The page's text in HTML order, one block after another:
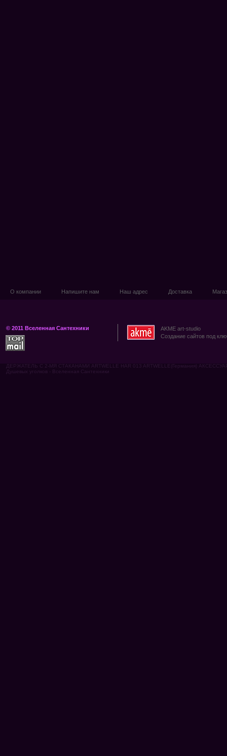
О компании Напишите нам Наш адрес Доставка
AKME art-studio
Создание сайтов под
© 2011 Вселенная Сантехники
ДЕРЖАТЕЛЬ С 2-МЯ СТАКАНАМИ ARTWELLE HAR 013 ARTWELLE(Германия)
Душевых уголков - Вселенная Сантехники